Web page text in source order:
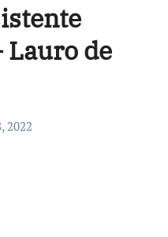
Lauro de
2022